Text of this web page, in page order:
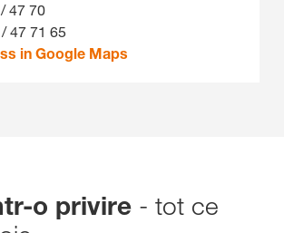
47 70
47 71 65
in Google Maps
o privire - tot ce